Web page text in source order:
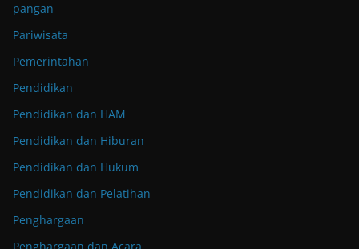
pangan
Pariwisata
Pemerintahan
Pendidikan
Pendidikan dan HAM
Pendidikan dan Hiburan
Pendidikan dan Hukum
Pendidikan dan Pelatihan
Penghargaan